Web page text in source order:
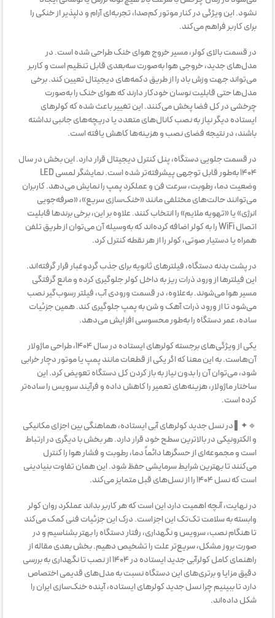
نشود. این ویژگی در کنار موتور کم‌صدا، تجربه‌ای آرام و دلپذیر از خنکی را
برای کاربر فراهم می‌کند.
در قسمت بالای کولر، مسیر خروج هوای خنک طراحی شده است. در
مدل‌های جدید، خروجی هوا به‌صورت سه‌بعدی قابل تنظیم است و کاربر
می‌تواند جهت وزش باد را از طریق دکمه‌های دیجیتال تعیین کند. برخی
مدل‌ها حتی قابلیت نوسان خودکار دارند که هوای خنک را به‌صورت
چرخشی در کل فضا پخش می‌کنند. این تغییر باعث شده که کولرهای
ایستاده دیگر نیاز به نصب کانال‌های متعدد یا دریچه‌های جانبی نداشته
باشند، در نتیجه فضای نصب و هزینه‌ها کاهش یافته است.
در قسمت جلویی دستگاه، پنل کنترل دیجیتال قرار دارد. این بخش در سال
۱۴۰۴ به‌طور قابل توجهی پیشرفته‌تر شده است. نمایشگر لمسی LED
وضعیت دما، رطوبت، سرعت فن و عملکرد پمپ را نمایش می‌دهد. کاربران
می‌توانند حالت‌های مختلفی مانند «خنک‌سازی سریع»، «صرفه‌جویی
انرژی» یا «تهویه ملایم» را انتخاب کنند. علاوه بر این، برخی برندها قابلیت
اتصال WiFi را به کولر اضافه کرده‌اند که به‌وسیله آن می‌توان از طریق تلفن
همراه یا دستیار صوتی، کولر را از هر نقطه کنترل کرد.
در پشت بدنه دستگاه، فیلترهای ثانویه برای جذب گردوغبار قرار گرفته‌اند.
این فیلترها از ورود ذرات ریز به داخل کولر جلوگیری کرده و مانع گرفتگی
مسیر هوا می‌شوند. به‌علاوه، در قسمت ورودی آب، فیلتر رسوب‌گیر نصب
می‌شود تا از ورود ذرات آهک و شن به پمپ جلوگیری کند. همین جزئیات
ساده، عمر دستگاه را به‌طور محسوسی افزایش می‌دهد.
یکی از ویژگی‌های برجسته کولرهای ایستاده در سال ۱۴۰۴، طراحی ماژولار
آن‌هاست. به این معنا که اگر یکی از قطعات مانند پمپ یا موتور دچار خرابی
شود، می‌توان آن را بدون نیاز به باز کردن کل دستگاه تعویض کرد. این
ساختار ماژولار، هزینه‌های تعمیر را کاهش داده و فرآیند سرویس را ساده‌تر
کرده است.
🔹✦▌ در نسل جدید کولرهای آبی ایستاده، هماهنگی بین اجزای مکانیکی
و الکترونیکی در بالاترین سطح خود قرار دارد. هر بخش با دیگری در ارتباط
است و مجموعه‌ای از حسگرها دائماً دما، رطوبت و فشار هوا را کنترل
می‌کنند تا بهترین شرایط سرمایشی حفظ شود. این همان تفاوت بنیادینی
است که نسل ۱۴۰۴ را از نسل‌های قبل متمایز می‌کند.
در نهایت، آنچه اهمیت دارد این است که هر کاربر بداند عملکرد روان کولر
وابسته به سلامت تک‌تک این اجزاست. درک این جزئیات فنی کمک می‌کند
تا هنگام نصب، سرویس و نگهداری، رفتار دستگاه را بهتر بشناسیم و در
صورت بروز مشکل، سریع‌تر علت را تشخیص دهیم. بخش بعدی مقاله از
راهنمای کامل کولرآبی جدید ایستاده در ۱۴۰۴ از نصب تا نگهداری به بررسی
دقیق مزایا و برتری‌های این دستگاه نسبت به مدل‌های قدیمی اختصاص
دارد تا ببینیم چرا نسل جدید کولرهای ایستاده، آینده خنک‌سازی ایران را
شکل داده‌اند.